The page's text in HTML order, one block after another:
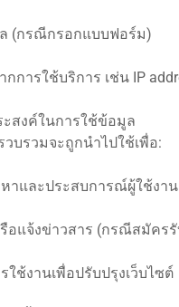
(กรณีกรอกแบบฟอร์ม)
การใช้บริการ เช่น IP
ะสงค์ในการใช้ข้อมูล
บรวมจะถูกนำไปใช้เพื่อ:
หาและประสบการณ์ผู้ใช้งาน
อแจ้งข่าวสาร (กรณีสมัคร
ใช้งานเพื่อปรับปรุงเว็บไซต์